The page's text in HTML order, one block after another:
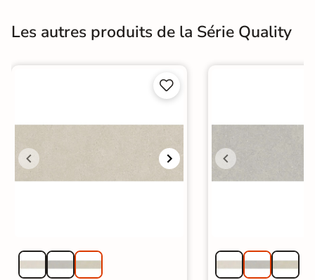
Les autres produits de la Série Quality

